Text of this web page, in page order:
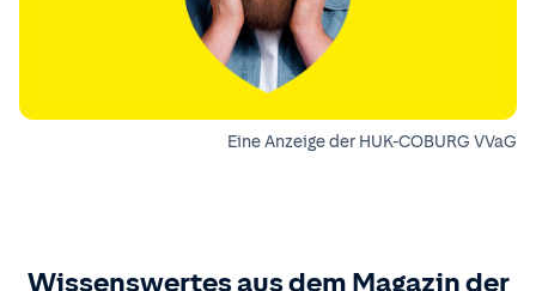
Eine Anzeige der HUK-COBURG VVaG
Wissenswertes aus dem Magazin der